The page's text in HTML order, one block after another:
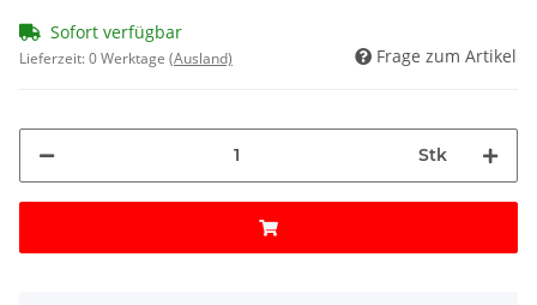
Sofort verfügbar
Lieferzeit:0 Werktage (Ausland) Frage zum Artikel
Stk